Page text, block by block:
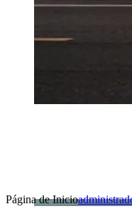
Página de Inicio